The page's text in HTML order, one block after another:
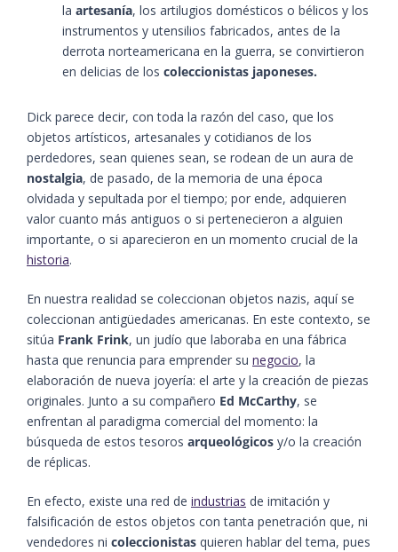
la artesanía, los artilugios domésticos o bélicos y los
instrumentos y utensilios fabricados, antes de la
derrota norteamericana en la guerra, se convirtieron
en delicias de los coleccionistas japoneses.
Dick parece decir, con toda la razón del caso, que los
objetos artísticos, artesanales y cotidianos de los
perdedores, sean quienes sean, se rodean de un aura de
nostalgia, de pasado, de la memoria de una época
olvidada y sepultada por el tiempo; por ende, adquieren
valor cuanto más antiguos o si pertenecieron a alguien
importante, o si aparecieron en un momento crucial de la
historia.
En nuestra realidad se coleccionan objetos nazis, aquí se
coleccionan antigüedades americanas. En este contexto, se
sitúa Frank Frink, un judío que laboraba en una fábrica
hasta que renuncia para emprender su negocio, la
elaboración de nueva joyería: el arte y la creación de piezas
originales. Junto a su compañero Ed McCarthy, se
enfrentan al paradigma comercial del momento: la
búsqueda de estos tesoros arqueológicos y/o la creación
de réplicas.
En efecto, existe una red de industrias de imitación y
falsificación de estos objetos con tanta penetración que, ni
vendedores ni coleccionistas quieren hablar del tema, pues